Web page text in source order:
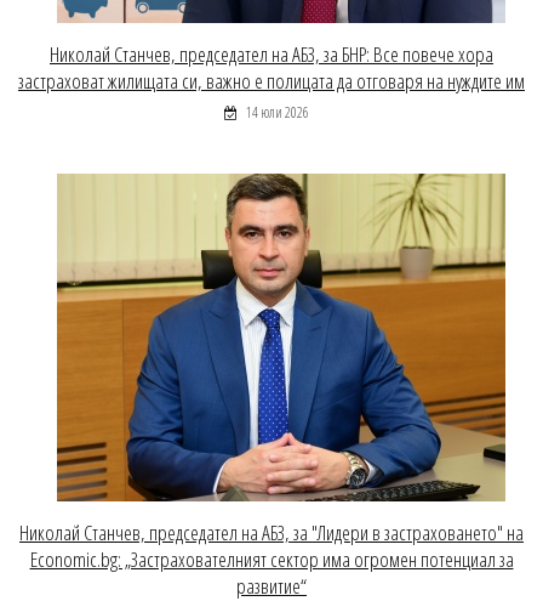
Николай Станчев, председател на АБЗ, за БНР: Все повече хора
застраховат жилищата си, важно е полицата да отговаря на нуждите им
14 юли 2026
Николай Станчев, председател на АБЗ, за "Лидери в застраховането" на
Economic.bg: „Застрахователният сектор има огромен потенциал за
развитие“